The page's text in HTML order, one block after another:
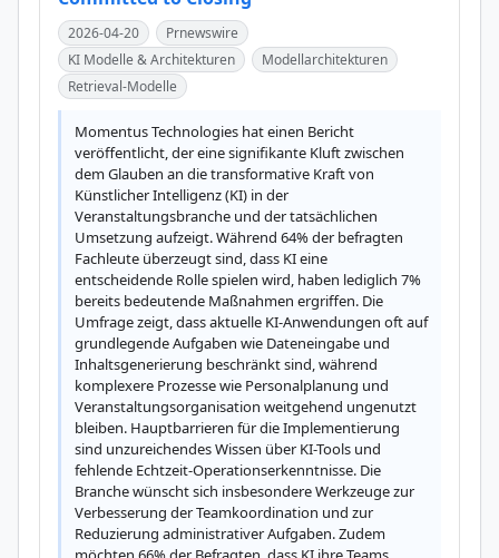
2026-04-20
Prnewswire
KI Modelle & Architekturen
Modellarchitekturen
Retrieval-Modelle
Momentus Technologies hat einen Bericht
veröffentlicht, der eine signifikante Kluft zwischen
dem Glauben an die transformative Kraft von
Künstlicher Intelligenz (KI) in der
Veranstaltungsbranche und der tatsächlichen
Umsetzung aufzeigt. Während 64% der befragten
Fachleute überzeugt sind, dass KI eine
entscheidende Rolle spielen wird, haben lediglich 7%
bereits bedeutende Maßnahmen ergriffen. Die
Umfrage zeigt, dass aktuelle KI-Anwendungen oft auf
grundlegende Aufgaben wie Dateneingabe und
Inhaltsgenerierung beschränkt sind, während
komplexere Prozesse wie Personalplanung und
Veranstaltungsorganisation weitgehend ungenutzt
bleiben. Hauptbarrieren für die Implementierung
sind unzureichendes Wissen über KI-Tools und
fehlende Echtzeit-Operationserkenntnisse. Die
Branche wünscht sich insbesondere Werkzeuge zur
Verbesserung der Teamkoordination und zur
Reduzierung administrativer Aufgaben. Zudem